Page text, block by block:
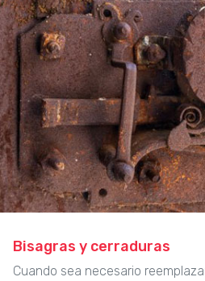
Bisagras y cerraduras
Cuando sea necesario